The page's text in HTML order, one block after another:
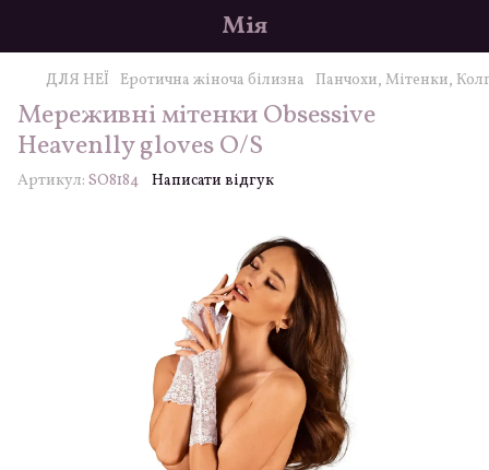
Мія
ДЛЯ НЕЇ Еротична жіноча білизна Панчохи, Мітенки,
Мереживні мітенки Obsessive
Heavenlly gloves O/S
Артикул: SO8184 Написати відгук